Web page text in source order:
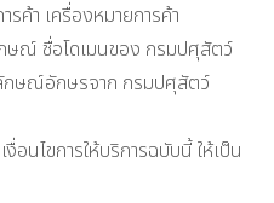
รค้า เครื่องหมายการค้า
ษณ์ ชื่อโดเมนของ กรมปศุสัตว์
กษณ์อักษรจาก กรมปศุสัตว์
อนไขการให้บริการฉบับนี้ ให้เป็น